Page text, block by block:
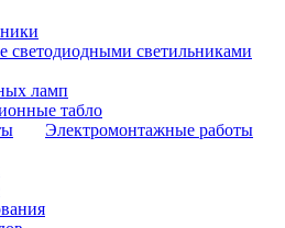
светодиодными светильниками
ламп
табло
Электромонтажные работы